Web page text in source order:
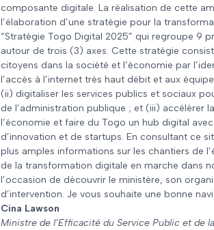
composante digitale. La réalisation de cette
l’élaboration d’une stratégie pour la
“Stratégie Togo Digital 2025” qui regroupe 9
autour de trois (3) axes. Cette stratégie
citoyens dans la société et l’économie par
l’accès à l’internet très haut débit et aux
(ii) digitaliser les services publics et sociaux
de l’administration publique ; et (iii) accélérer
l’économie et faire du Togo un hub digital
d’innovation et de startups. En consultant ce
plus amples informations sur les chantiers de
de la transformation digitale en marche dans
l’occasion de découvrir le ministère, son
d’intervention. Je vous souhaite une bonne
Cina Lawson
Ministre de l’Efficacité du Service Public et de